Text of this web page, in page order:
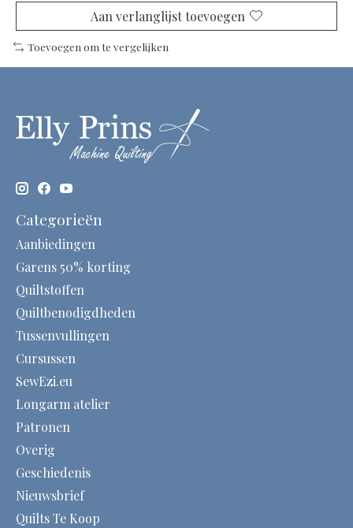
Aan verlanglijst toevoegen
Toevoegen om te vergelijken
Categorieën
Aanbiedingen
Garens 50% korting
Quiltstoffen
Quiltbenodigdheden
Tussenvullingen
Cursussen
SewEzi.eu
Longarm atelier
Patronen
Overig
Geschiedenis
Nieuwsbrief
Quilts Te Koop